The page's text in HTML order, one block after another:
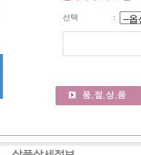
선택 :